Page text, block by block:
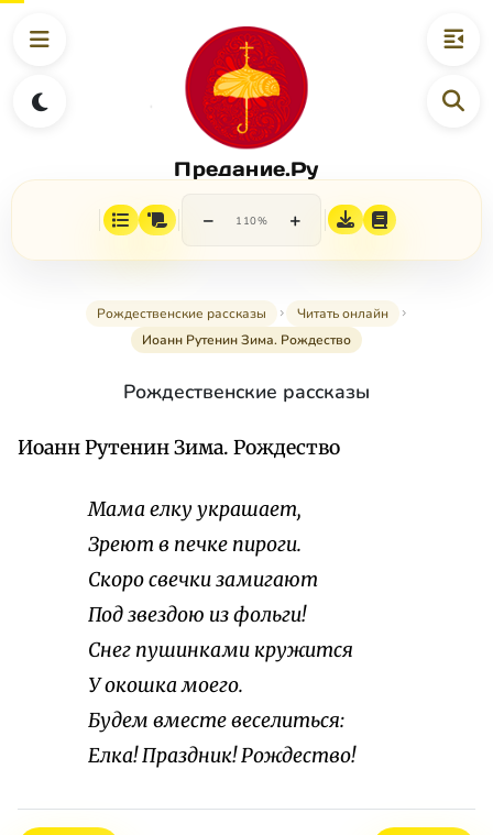
Предание.Ру
− 110% +
Рождественские рассказы
Читать онлайн
Иоанн Рутенин Зима. Рождество
Рождественские рассказы
Иоанн Рутенин Зима. Рождество
Мама елку украшает,
Зреют в печке пироги.
Скоро свечки замигают
Под звездою из фольги!
Снег пушинками кружится
У окошка моего.
Будем вместе веселиться:
Елка! Праздник! Рождество!